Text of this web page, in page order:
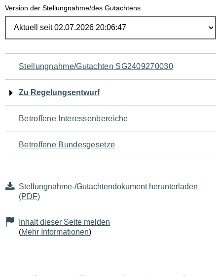
Version der Stellungnahme/des Gutachtens
Navigation
für
den
Seiteninhalt
Stellungnahme/Gutachten SG2409270030
Zu Regelungsentwurf
Betroffene Interessenbereiche
Betroffene Bundesgesetze
Stellungnahme-/Gutachtendokument herunterladen
(PDF)
Inhalt dieser Seite melden
(Mehr Informationen)